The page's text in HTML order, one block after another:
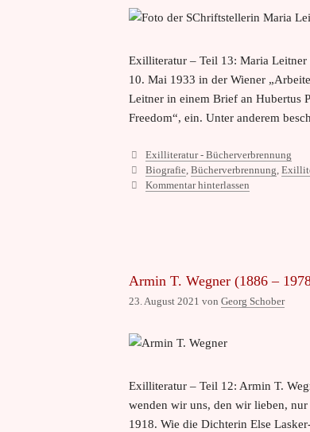
Exilliteratur – Teil 13: Maria Leitner
10. Mai 1933 in der Wiener
Leitner in einem Brief an Hubertus
Freedom“, ein. Unter anderem
Kategorien
Exilliteratur - Bücherverbrennung
Schlagwörter
Biografie, Bücherverbrennung
Kommentar hinterlassen
Armin T. Wegner (1886 –
23. August 2021 von Georg Schober
Exilliteratur – Teil 12: Armin T.
wenden wir uns, den wir lieben,
1918. Wie die Dichterin Else